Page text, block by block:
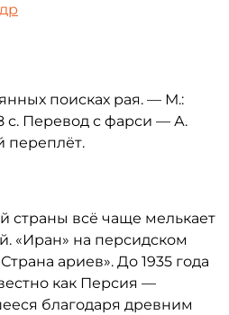
поисках рая. — М.:
с. Перевод с фарси — А.
страны всё чаще мелькает
«Иран» на персидском
ариев». До 1935 года
как Персия —
благодаря древним